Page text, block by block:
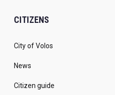
CITIZENS
City of Volos
News
Citizen guide